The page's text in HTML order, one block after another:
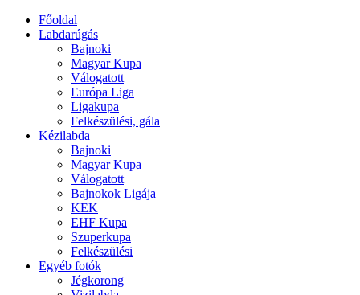
Főoldal
Labdarúgás
Bajnoki
Magyar Kupa
Válogatott
Európa Liga
Ligakupa
Felkészülési, gála
Kézilabda
Bajnoki
Magyar Kupa
Válogatott
Bajnokok Ligája
KEK
EHF Kupa
Szuperkupa
Felkészülési
Egyéb fotók
Jégkorong